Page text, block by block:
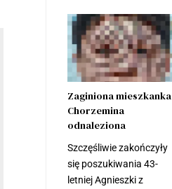
Zaginiona mieszkanka
Chorzemina
odnaleziona
Szczęśliwie zakończyły
się poszukiwania 43-
letniej Agnieszki z